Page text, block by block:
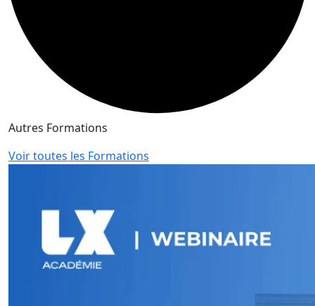
Autres Formations
Voir toutes les Formations